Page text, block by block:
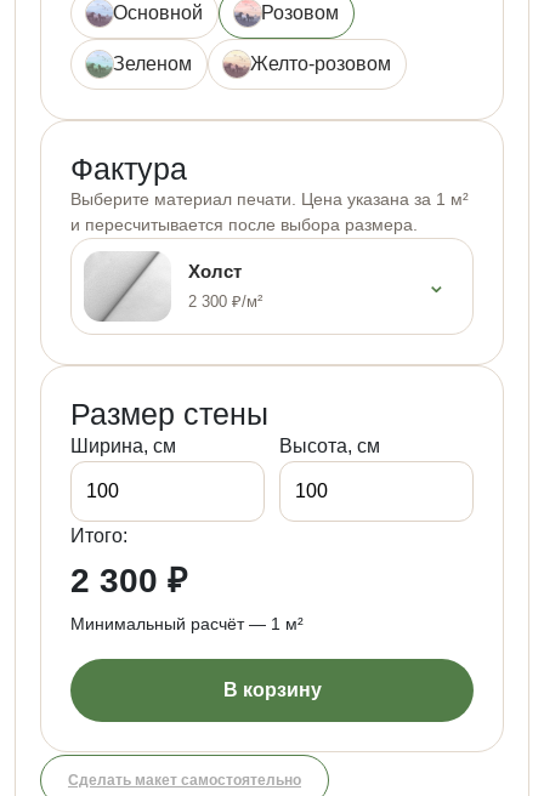
Основной Розовом
Зеленом Желто-розовом
Фактура
Выберите материал печати. Цена указана за 1 м²
и пересчитывается после выбора размера.
Холст
2 300 ₽/м²
⌄
Размер стены
Ширина, см Высота, см
Итого:
2 300 ₽
Минимальный расчёт — 1 м²
В корзину
Сделать макет самостоятельно